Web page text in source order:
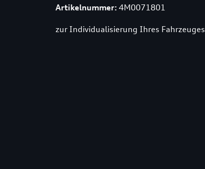
Artikelnummer: 4M0071801
zur Individualisierung Ihres Fahrzeuges